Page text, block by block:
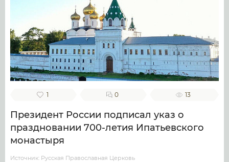
1 0 13
Президент России подписал указ о
праздновании 700-летия Ипатьевского
монастыря
Источник: Русская Православная Церковь